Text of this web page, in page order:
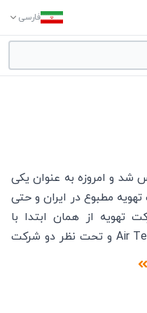
فارسی
در سال 1343 تأسیس شد و امروزه به عنوان یکی
تهویه مطبوع در ایران و حتی
تهویه از همان ابتدا با
بکارگیری تکنولوژی Air Temp & Trance و تحت نظر دو شرکت